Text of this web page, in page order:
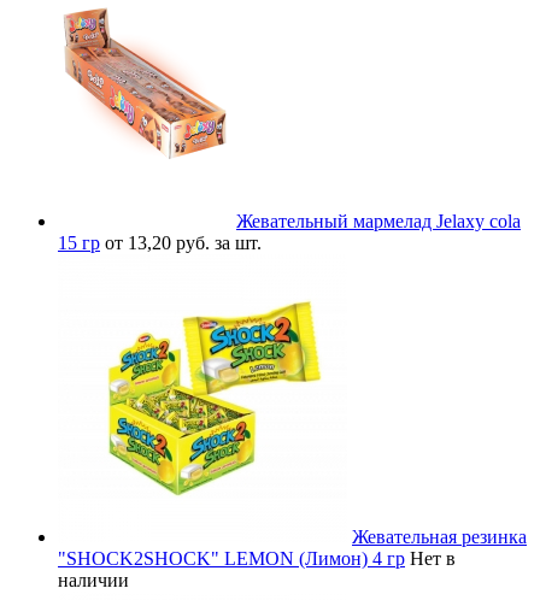
Жевательный мармелад Jelaxy cola
15 гр от 13,20 руб. за шт.
Жевательная резинка
"SHOCK2SHOCK" LEMON (Лимон) 4 гр Нет в
наличии